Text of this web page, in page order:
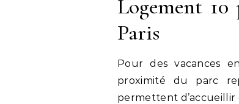
Logement
Paris
Pour des vacances
proximité du parc
permettent d’accueillir